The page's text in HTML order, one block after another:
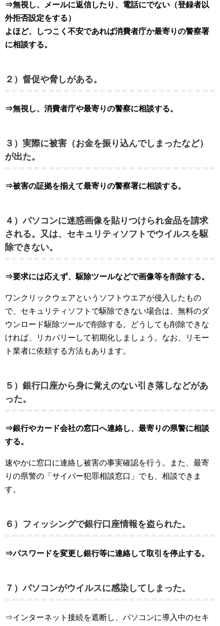
⇒無視し、メールに返信したり、電話にでない（登録者以
外拒否設定をする）
よほど、しつこく不安であれば消費者庁か最寄りの警察署
に相談する。
２）督促や脅しがある。
⇒無視し、消費者庁や最寄りの警察に相談する。
３）実際に被害（お金を振り込んでしまったなど）
が出た。
⇒被害の証拠を揃えて最寄りの警察署に相談する。
４）パソコンに迷惑画像を貼りつけられ金品を請求
される。又は、セキュリティソフトでウイルスを駆
除できない。
⇒要求には応えず、駆除ツールなどで画像等を削除する。
ワンクリックウェアというソフトウエアが侵入したもの
で、セキュリティソフトで駆除できない場合は、無料のダ
ウンロード駆除ツールで削除する。どうしても削除できな
ければ、リカバリーして初期化しましょう。なお、リモー
ト業者に依頼する方法もあります。
５）銀行口座から身に覚えのない引き落しなどがあ
った。
⇒銀行やカード会社の窓口へ連絡し、最寄りの県警に相談
する。
速やかに窓口に連絡し被害の事実確認を行う。また、最寄
りの県警の「サイバー犯罪相談窓口」でも、相談できま
す。
６）フィッシングで銀行口座情報を盗られた。
⇒パスワードを変更し銀行等に連絡して取引を停止する。
７）パソコンがウイルスに感染してしまった。
⇒インターネット接続を遮断し、パソコンに導入中のセキ